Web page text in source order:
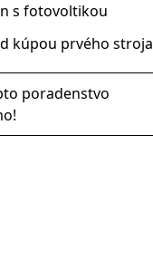
s fotovoltikou
kúpou prvého stroja
poradenstvo